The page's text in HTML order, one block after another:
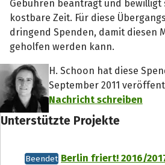
Gebühren beantragt und
kostbare Zeit. Für diese
dringend Spenden, damit diesen
geholfen werden kann.
H. Schoon hat diese
September 2011
Nachricht schreiben
Unterstützte Projekte
Beendet Berlin friert! 2016/